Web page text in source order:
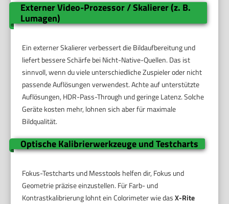
Externer Video-Prozessor / Skalierer (z. B.
Lumagen)
Ein externer Skalierer verbessert die Bildaufbereitung und
liefert bessere Schärfe bei Nicht-Native-Quellen. Das ist
sinnvoll, wenn du viele unterschiedliche Zuspieler oder nicht
passende Auflösungen verwendest. Achte auf unterstützte
Auflösungen, HDR-Pass-Through und geringe Latenz. Solche
Geräte kosten mehr, lohnen sich aber für maximale
Bildqualität.
Optische Kalibrierwerkzeuge und Testcharts
Fokus-Testcharts und Messtools helfen dir, Fokus und
Geometrie präzise einzustellen. Für Farb- und
Kontrastkalibrierung lohnt ein Colorimeter wie dasX-Rite